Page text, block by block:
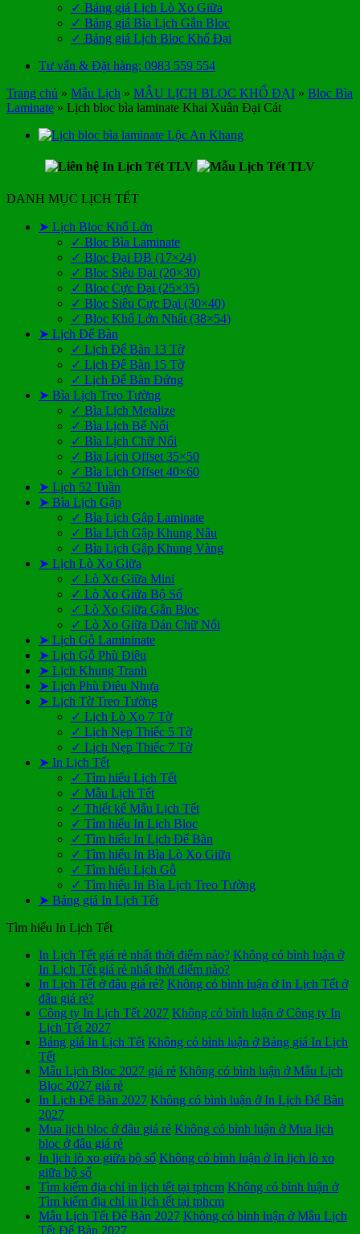
✓ Bảng giá Lịch Lò Xo Giữa
✓ Bảng giá Bìa Lịch Gắn Bloc
✓ Bảng giá Lịch Bloc Khổ Đại
Tư vấn & Đặt hàng: 0983 559 554
Trang chủ » Mẫu Lịch » MẪU LỊCH BLOC KHỔ ĐẠI » Bloc Bìa
Laminate » Lịch bloc bìa laminate Khai Xuân Đại Cát
DANH MỤC LỊCH TẾT
➤ Lịch Bloc Khổ Lớn
✓ Bloc Bìa Laminate
✓ Bloc Đại ĐB (17×24)
✓ Bloc Siêu Đại (20×30)
✓ Bloc Cực Đại (25×35)
✓ Bloc Siêu Cực Đại (30×40)
✓ Bloc Khổ Lớn Nhất (38×54)
➤ Lịch Để Bàn
✓ Lịch Để Bàn 13 Tờ
✓ Lịch Để Bàn 15 Tờ
✓ Lịch Để Bàn Đứng
➤ Bìa Lịch Treo Tường
✓ Bìa Lịch Metalize
✓ Bìa Lịch Bế Nổi
✓ Bìa Lịch Chữ Nổi
✓ Bìa Lịch Offset 35×50
✓ Bìa Lịch Offset 40×60
➤ Lịch 52 Tuần
➤ Bìa Lịch Gập
✓ Bìa Lịch Gập Laminate
✓ Bìa Lịch Gập Khung Nâu
✓ Bìa Lịch Gập Khung Vàng
➤ Lịch Lò Xo Giữa
✓ Lò Xo Giữa Mini
✓ Lò Xo Giữa Bộ Số
✓ Lò Xo Giữa Gắn Bloc
✓ Lò Xo Giữa Dán Chữ Nổi
➤ Lịch Gỗ Lamininate
➤ Lịch Gỗ Phù Điêu
➤ Lịch Khung Tranh
➤ Lịch Phù Điêu Nhựa
➤ Lịch Tờ Treo Tường
✓ Lịch Lò Xo 7 Tờ
✓ Lịch Nẹp Thiếc 5 Tờ
✓ Lịch Nẹp Thiếc 7 Tờ
➤ In Lịch Tết
✓ Tìm hiểu Lịch Tết
✓ Mẫu Lịch Tết
✓ Thiết kế Mẫu Lịch Tết
✓ Tìm hiểu In Lịch Bloc
✓ Tìm hiểu In Lịch Để Bàn
✓ Tìm hiểu In Bìa Lò Xo Giữa
✓ Tìm hiểu Lịch Gỗ
✓ Tìm hiểu In Bìa Lịch Treo Tường
➤ Bảng giá In Lịch Tết
Tìm hiểu In Lịch Tết
In Lịch Tết giá rẻ nhất thời điểm nào? Không có bình luận ở
In Lịch Tết giá rẻ nhất thời điểm nào?
In Lịch Tết ở đâu giá rẻ? Không có bình luận ở In Lịch Tết ở
đâu giá rẻ?
Công ty In Lịch Tết 2027 Không có bình luận ở Công ty In
Lịch Tết 2027
Bảng giá In Lịch Tết Không có bình luận ở Bảng giá In Lịch
Tết
Mẫu Lịch Bloc 2027 giá rẻ Không có bình luận ở Mẫu Lịch
Bloc 2027 giá rẻ
In Lịch Để Bàn 2027 Không có bình luận ở In Lịch Để Bàn
2027
Mua lịch bloc ở đâu giá rẻ Không có bình luận ở Mua lịch
bloc ở đâu giá rẻ
In lịch lò xo giữa bộ số Không có bình luận ở In lịch lò xo
giữa bộ số
Tìm kiếm địa chỉ in lịch tết tại tphcm Không có bình luận ở
Tìm kiếm địa chỉ in lịch tết tại tphcm
Mẫu Lịch Tết Để Bàn 2027 Không có bình luận ở Mẫu Lịch
Tết Để Bàn 2027